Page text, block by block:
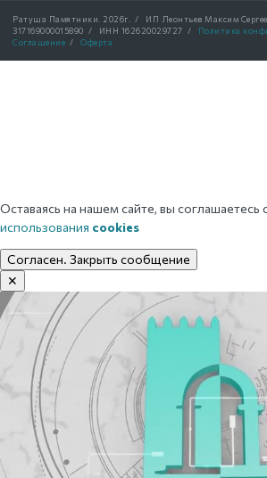
Ратуша Памятники. 2026г. / ИП Леонтьев Максим
317169000015890
/ ИНН 162620029727 / Политика
Соглашение / Оферта
Оставаясь на нашем сайте, вы соглашаетесь
использования cookies
Согласен. Закрыть сообщение
✕